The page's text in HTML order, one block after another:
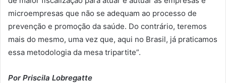
microempresas que não se adequam ao processo de
prevenção e promoção da saúde. Do contrário, teremos
mais do mesmo, uma vez que, aqui no Brasil, já praticamos
essa metodologia da mesa tripartite”.
Por Priscila Lobregatte